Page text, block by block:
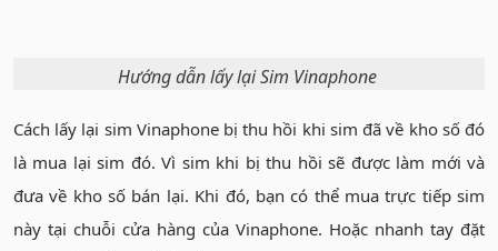
Hướng dẫn lấy lại Sim Vinaphone
Cách lấy lại sim Vinaphone bị thu hồi khi sim đã về kho số đó
là mua lại sim đó. Vì sim khi bị thu hồi sẽ được làm mới và
đưa về kho số bán lại. Khi đó, bạn có thể mua trực tiếp sim
này tại chuỗi cửa hàng của Vinaphone. Hoặc nhanh tay đặt